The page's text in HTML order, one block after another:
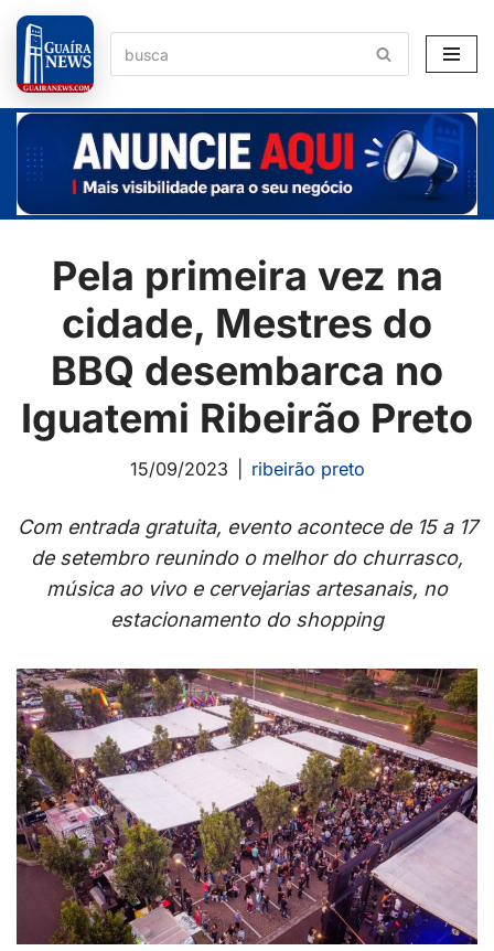
Pular
para
o
conteúdo
Pela primeira vez na
cidade, Mestres do
BBQ desembarca no
Iguatemi Ribeirão Preto
15/09/2023 ribeirão preto
Com entrada gratuita, evento acontece de 15 a 17
de setembro reunindo o melhor do churrasco,
música ao vivo e cervejarias artesanais, no
estacionamento do shopping